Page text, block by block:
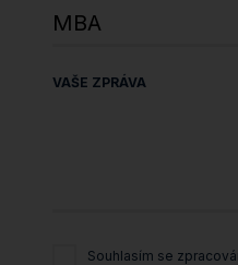
VAŠE ZPRÁVA
Souhlasím se